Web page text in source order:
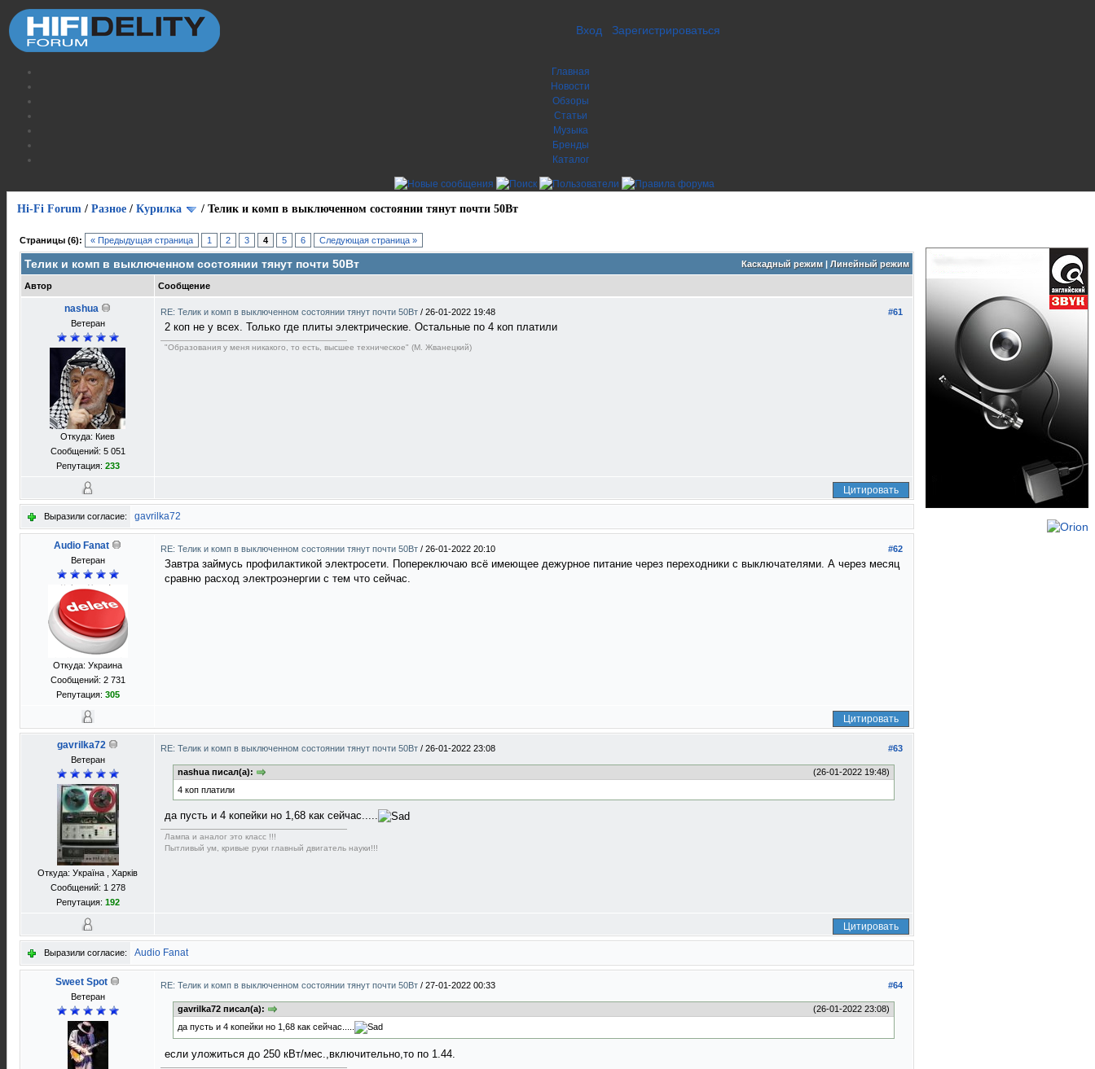
Вход Зарегистрироваться
Главная
Новости
Обзоры
Статьи
Музыка
Бренды
Каталог
Hi-Fi Forum / Разное / Курилка / Телик и комп в выключенном состоянии тянут почти 50Вт
Страницы (6): « Предыдущая страница 1 2 3 4 5 6 Следующая страница »
Каскадный режим| Линейный режим
Телик и комп в выключенном состоянии тянут почти 50Вт
Автор Сообщение
nashua
Ветеран
Откуда: Киев
Сообщений: 5 051
Репутация: 233
#61
RE: Телик и комп в выключенном состоянии тянут почти 50Вт / 26-01-2022 19:48
2 коп не у всех. Только где плиты электрические. Остальные по 4 коп платили
"Образования у меня никакого, то есть, высшее техническое" (М. Жванецкий)
Цитировать
Выразили согласие: gavrilka72
Audio Fanat
Ветеран
Откуда: Украина
Сообщений: 2 731
Репутация: 305
#62
RE: Телик и комп в выключенном состоянии тянут почти 50Вт / 26-01-2022 20:10
Завтра займусь профилактикой электросети. Попереключаю всё имеющее дежурное питание через переходники с выключателями. А через месяц
сравню расход электроэнергии с тем что сейчас.
Цитировать
gavrilka72
Ветеран
Откуда: Україна , Харків
Сообщений: 1 278
Репутация: 192
#63
RE: Телик и комп в выключенном состоянии тянут почти 50Вт / 26-01-2022 23:08
(26-01-2022 19:48)
nashua писал(а):
4 коп платили
да пусть и 4 копейки но 1,68 как сейчас.....
Лампа и аналог это класс !!!
Пытливый ум, кривые руки главный двигатель науки!!!
Цитировать
Выразили согласие: Audio Fanat
Sweet Spot
Ветеран
#64
RE: Телик и комп в выключенном состоянии тянут почти 50Вт / 27-01-2022 00:33
(26-01-2022 23:08)
gavrilka72 писал(а):
да пусть и 4 копейки но 1,68 как сейчас.....
если уложиться до 250 кВт/мес.,включительно,то по 1.44.